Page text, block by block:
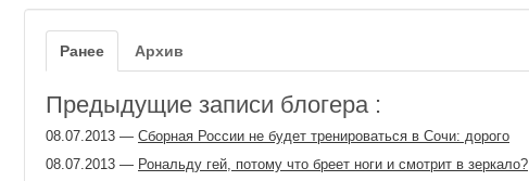
Ранее Архив
Предыдущие записи блогера :
08.07.2013 — Сборная России не будет тренироваться в Сочи: дорого
08.07.2013 — Рональду гей, потому что бреет ноги и смотрит в зеркало?